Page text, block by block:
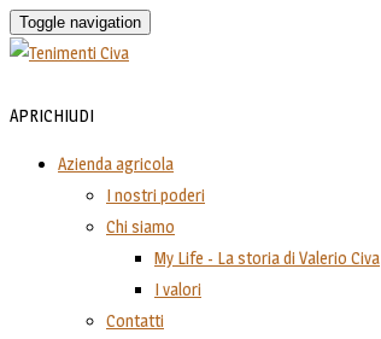
Toggle navigation
APRICHIUDI
Azienda agricola
I nostri poderi
Chi siamo
My Life - La storia di Valerio Civa
I valori
Contatti